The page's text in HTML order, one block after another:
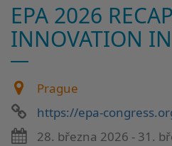
EPA 2026
INNOVATION
Prague
https://epa-
28. března 2026 - 31.